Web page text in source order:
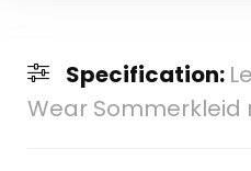
Specification:
Wear Sommerkleid